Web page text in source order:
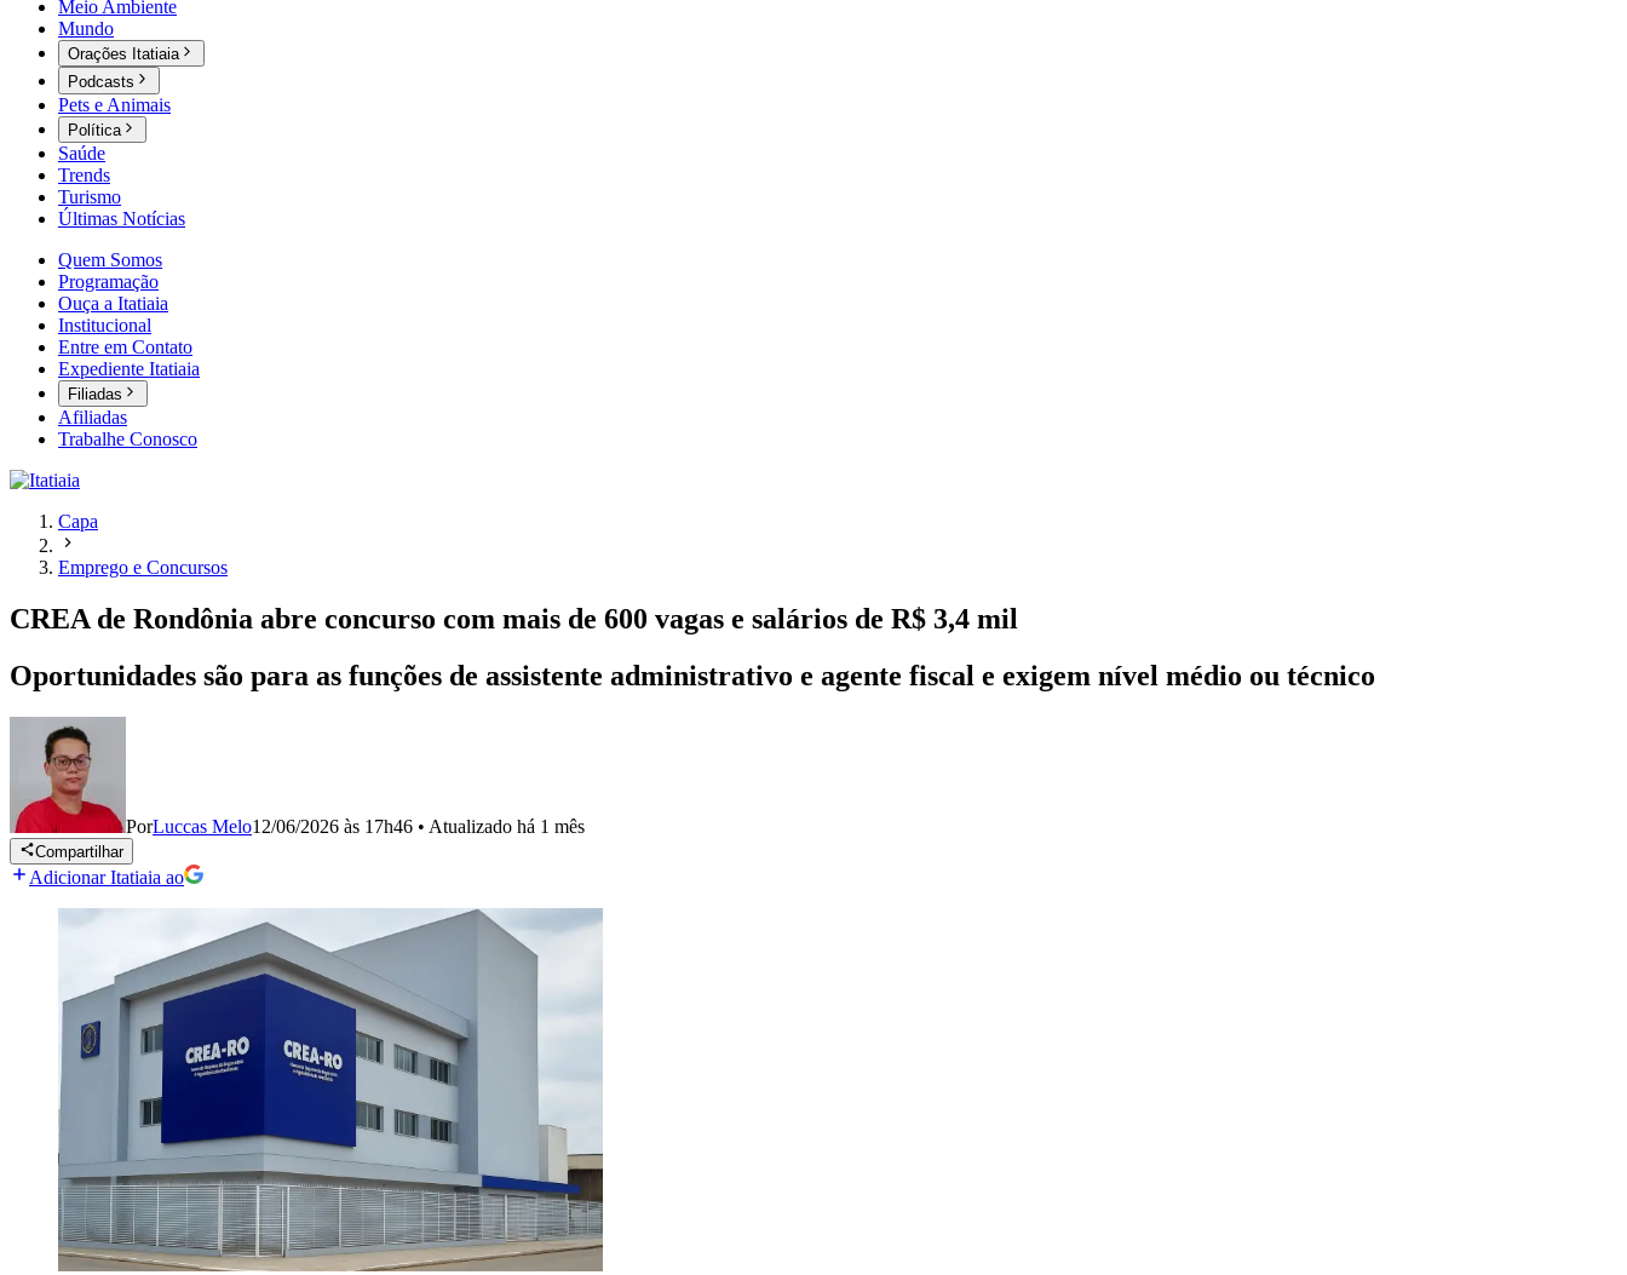
Meio Ambiente
Mundo
Orações Itatiaia
Podcasts
Pets e Animais
Política
Saúde
Trends
Turismo
Últimas Notícias
Quem Somos
Programação
Ouça a Itatiaia
Institucional
Entre em Contato
Expediente Itatiaia
Filiadas
Afiliadas
Trabalhe Conosco
Capa
Emprego e Concursos
CREA de Rondônia abre concurso com mais de 600 vagas e salários de R$ 3,4 mil
Oportunidades são para as funções de assistente administrativo e agente fiscal e exigem nível médio ou técnico
PorLuccas Melo12/06/2026 às 17h46 • Atualizado há 1 mês
Compartilhar
Adicionar Itatiaia ao